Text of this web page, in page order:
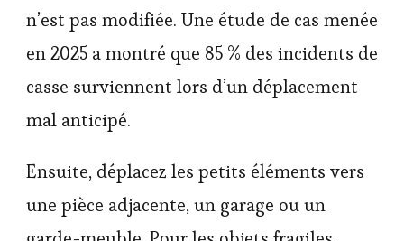
n’est pas modifiée. Une étude de cas menée
en 2025 a montré que 85 % des incidents de
casse surviennent lors d’un déplacement
mal anticipé.
Ensuite, déplacez les petits éléments vers
une pièce adjacente, un garage ou un